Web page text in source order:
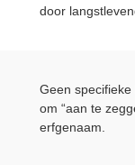
door
Geen
om “aan te
erfgenaam.